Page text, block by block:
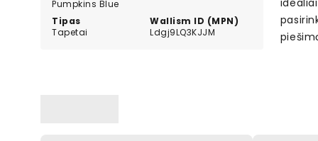
Pumpkins Blue
Tipas
Tapetai
Wallism ID (MPN)
Ldgj9LQ3KJJM